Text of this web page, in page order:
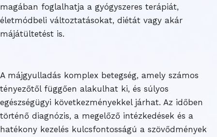
magában foglalhatja a gyógyszeres terápiát,
életmódbeli változtatásokat, diétát vagy akár
májátültetést is.
A májgyulladás komplex betegség, amely számos
tényezőtől függően alakulhat ki, és súlyos
egészségügyi következményekkel járhat. Az időben
történő diagnózis, a megelőző intézkedések és a
hatékony kezelés kulcsfontosságú a szövődmények